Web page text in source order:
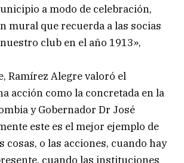
a modo de celebración,
mural que recuerda a las socias
club en el año 1913»,
Ramírez Alegre valoró el
acción como la concretada en la
y Gobernador Dr José
este es el mejor ejemplo de
cosas, o las acciones, cuando hay
cuando las instituciones